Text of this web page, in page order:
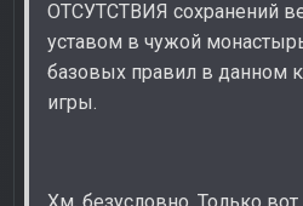
ОТСУТСТВИЯ сохранений
уставом в чужой
базовых правил в данном
игры.